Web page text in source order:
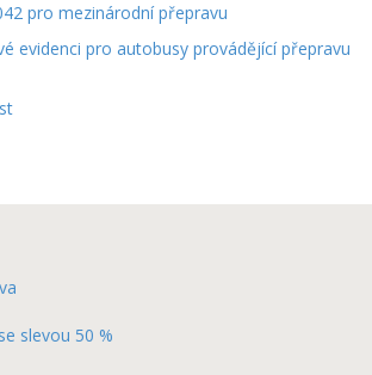
pro mezinárodní přepravu
evidenci pro autobusy provádějící přepravu
slevou 50 %